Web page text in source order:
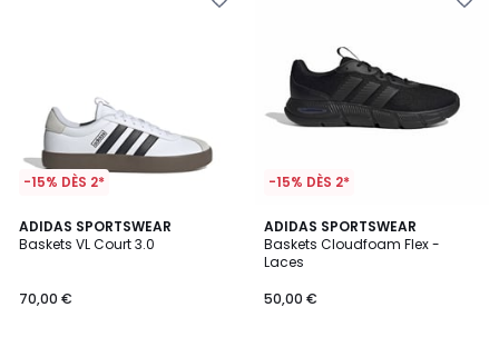
-15% DÈS 2*
ADIDAS SPORTSWEAR
Baskets VL Court 3.0
70,00 €
4,8
/ 5
-15% DÈS 2*
ADIDAS SPORTSWEAR
Baskets Cloudfoam Flex -
Laces
50,00 €
4
/
5
2
Couleurs